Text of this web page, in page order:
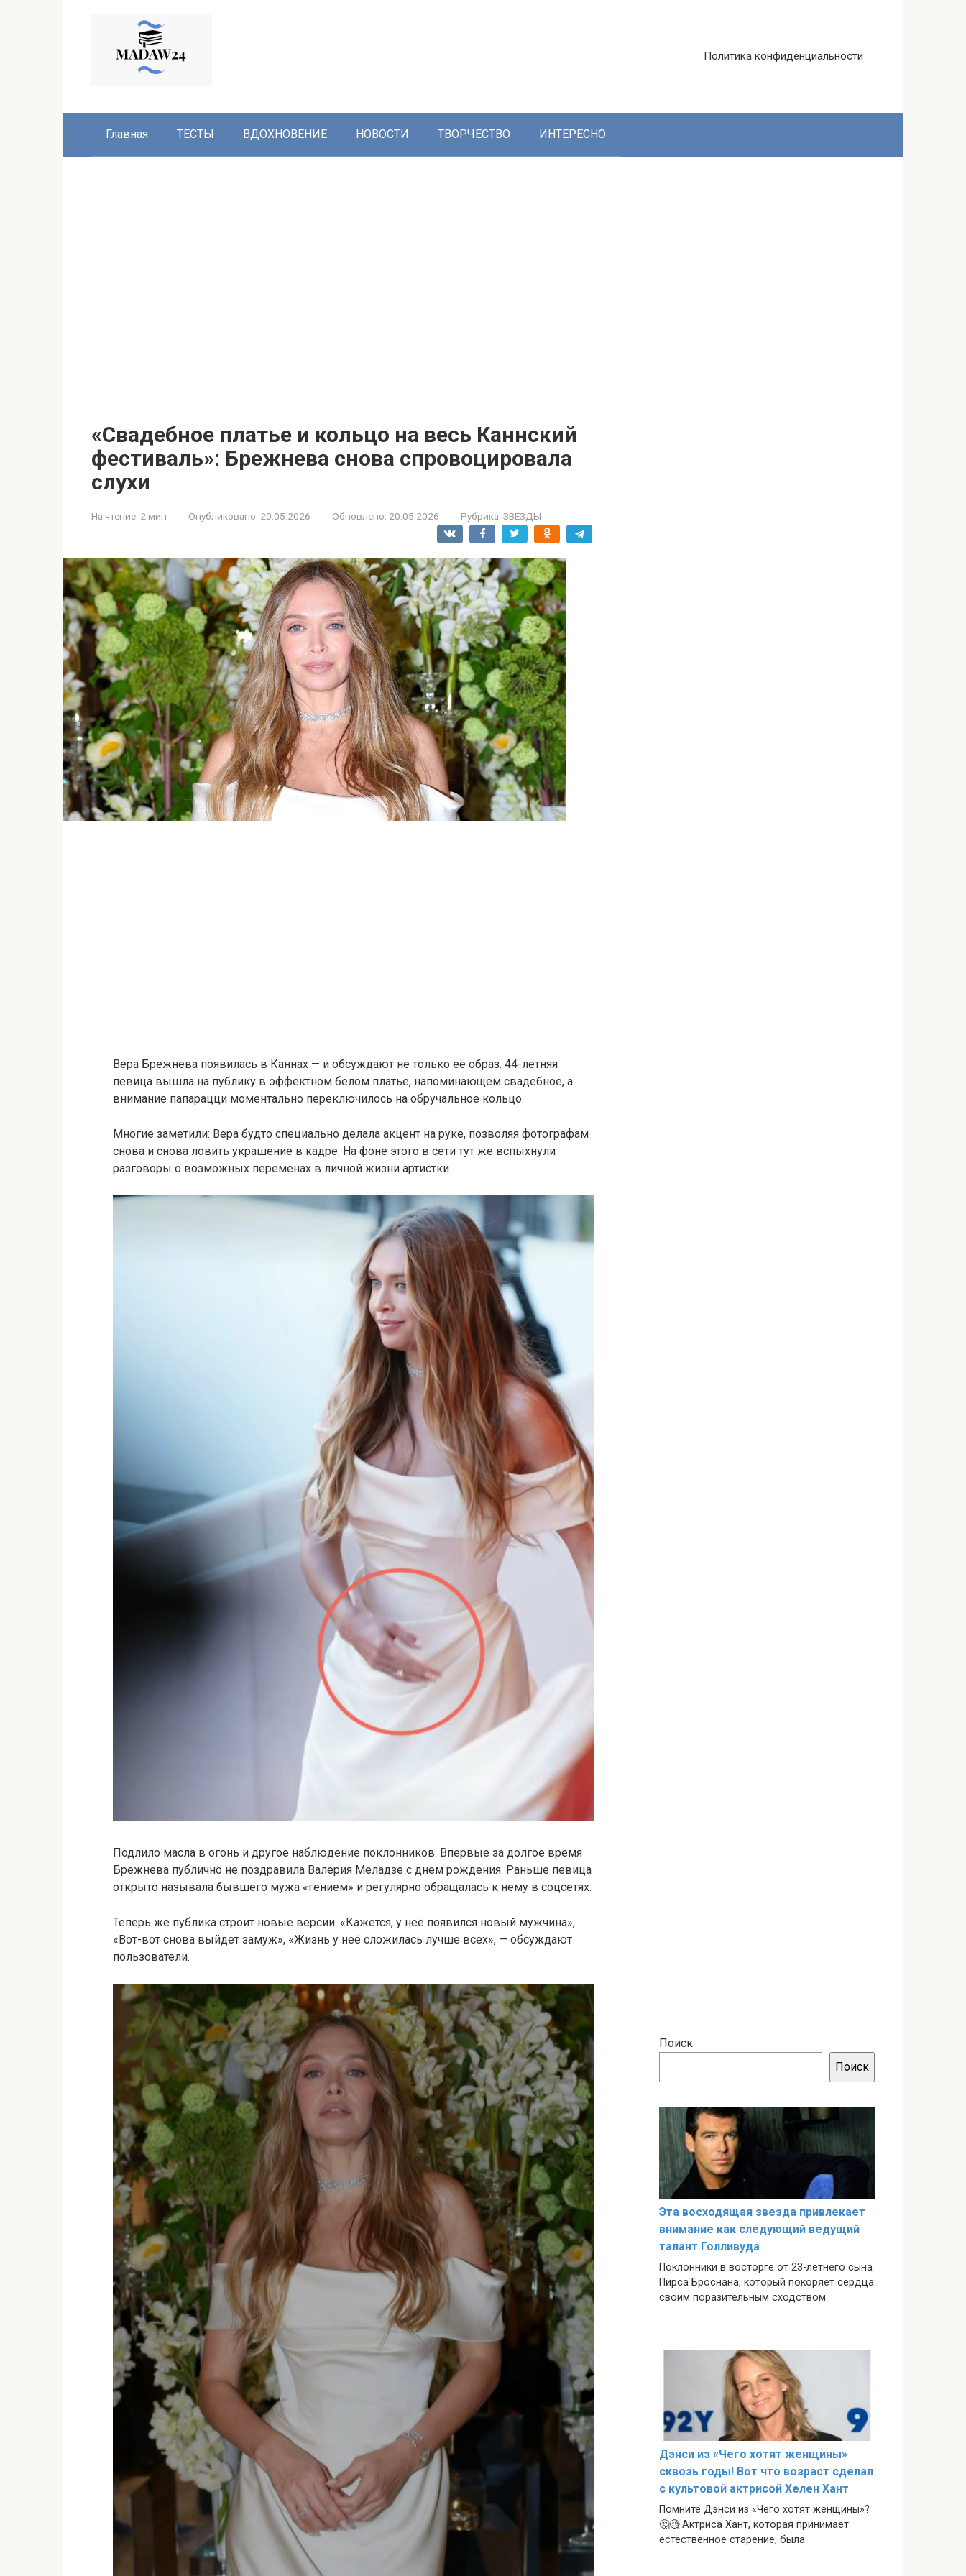
Политика конфиденциальности
Главная ТЕСТЫ ВДОХНОВЕНИЕ НОВОСТИ ТВОРЧЕСТВО ИНТЕРЕСНО
«Свадебное платье и кольцо на весь Каннский
фестиваль»: Брежнева снова спровоцировала
слухи
На чтение: 2 мин Опубликовано: 20.05.2026 Обновлено: 20.05.2026 Рубрика: ЗВЕЗДЫ
Вера Брежнева появилась в Каннах — и обсуждают не только её образ. 44-летняя
певица вышла на публику в эффектном белом платье, напоминающем свадебное, а
внимание папарацци моментально переключилось на обручальное кольцо.
Многие заметили: Вера будто специально делала акцент на руке, позволяя фотографам
снова и снова ловить украшение в кадре. На фоне этого в сети тут же вспыхнули
разговоры о возможных переменах в личной жизни артистки.
Подлило масла в огонь и другое наблюдение поклонников. Впервые за долгое время
Брежнева публично не поздравила Валерия Меладзе с днем рождения. Раньше певица
открыто называла бывшего мужа «гением» и регулярно обращалась к нему в соцсетях.
Теперь же публика строит новые версии. «Кажется, у неё появился новый мужчина»,
«Вот-вот снова выйдет замуж», «Жизнь у неё сложилась лучше всех», — обсуждают
пользователи.
Поиск
Поиск
Эта восходящая звезда привлекает
внимание как следующий ведущий
талант Голливуда
Поклонники в восторге от 23-летнего сына
Пирса Броснана, который покоряет сердца
своим поразительным сходством
Дэнси из «Чего хотят женщины»
сквозь годы! Вот что возраст сделал
с культовой актрисой Хелен Хант
Помните Дэнси из «Чего хотят женщины»?
🤔🧐 Актриса Хант, которая принимает
естественное старение, была